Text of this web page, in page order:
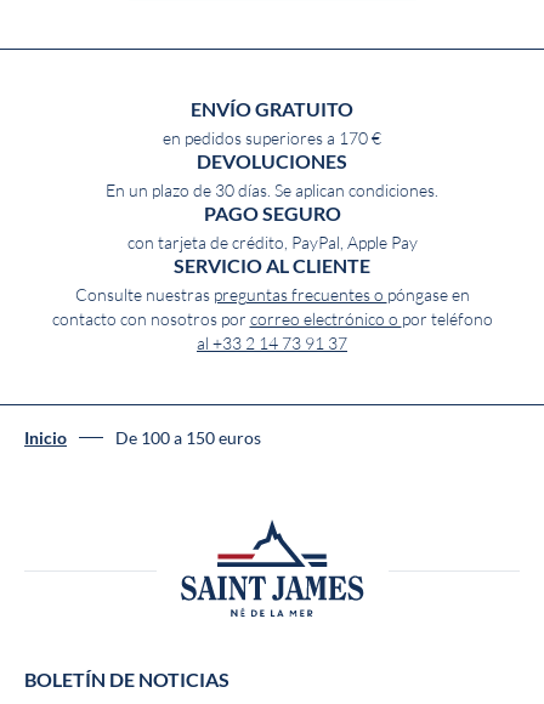
ENVÍO GRATUITO
en pedidos superiores a 170 €
DEVOLUCIONES
En un plazo de 30 días. Se aplican condiciones.
PAGO SEGURO
con tarjeta de crédito, PayPal, Apple Pay
SERVICIO AL CLIENTE
Consulte nuestras preguntas frecuentes o póngase en
contacto con nosotros por correo electrónico o por teléfono
al +33 2 14 73 91 37
Inicio De 100 a 150 euros
BOLETÍN DE NOTICIAS